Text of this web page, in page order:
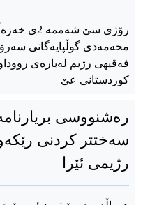
محەمەدی گوڵپایەگانی
فەقیهی رژیم لەبارەی
کوردستانی عێ
رەشنووسی
سەختتر کردنی
رژیمی ئێرا